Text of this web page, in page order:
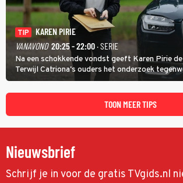
TIP
KAREN PIRIE
VANAVOND 20:25 - 22:00· SERIE
Na een schokkende vondst geeft Karen Pirie
Terwijl Catriona's ouders het onderzoek
speuren naar Adam. In deze slotaflevering van
spoor via Frankrijk en Italië naar Malta.
TOON MEER TIPS
Nieuwsbrief
Schrijf je in voor de gratis TVgids.nl